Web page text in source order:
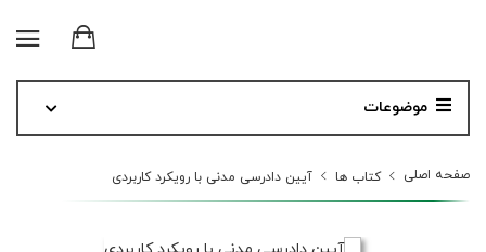
موضوعات
صفحه اصلی کتاب ها آیین دادرسی مدنی با رویکرد کاربردی